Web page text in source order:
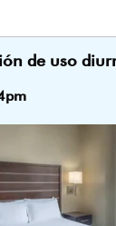
de uso